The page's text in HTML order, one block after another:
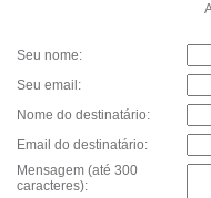
Seu nome:
Seu email:
Nome do destinatário:
Email do destinatário:
Mensagem (até 300
caracteres):